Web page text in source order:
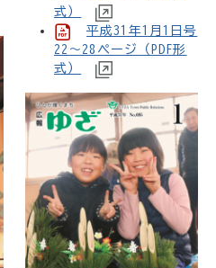
式）
平成31年1月1日号
22～28ページ（PDF形
式）